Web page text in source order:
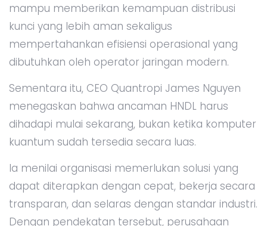
mampu memberikan kemampuan distribusi
kunci yang lebih aman sekaligus
mempertahankan efisiensi operasional yang
dibutuhkan oleh operator jaringan modern.
Sementara itu, CEO Quantropi James Nguyen
menegaskan bahwa ancaman HNDL harus
dihadapi mulai sekarang, bukan ketika komputer
kuantum sudah tersedia secara luas.
Ia menilai organisasi memerlukan solusi yang
dapat diterapkan dengan cepat, bekerja secara
transparan, dan selaras dengan standar industri.
Dengan pendekatan tersebut, perusahaan